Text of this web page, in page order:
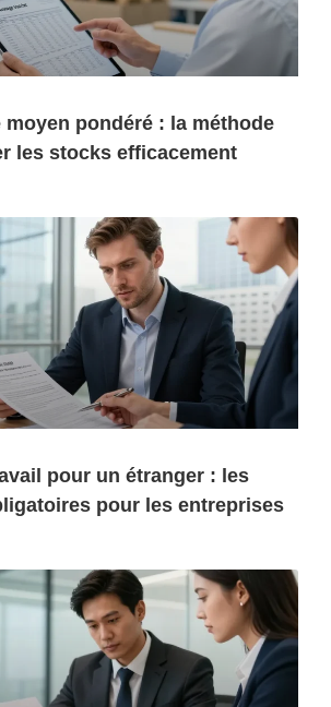
pondéré : la méthode
les stocks efficacement
pour un étranger : les
pour les entreprises